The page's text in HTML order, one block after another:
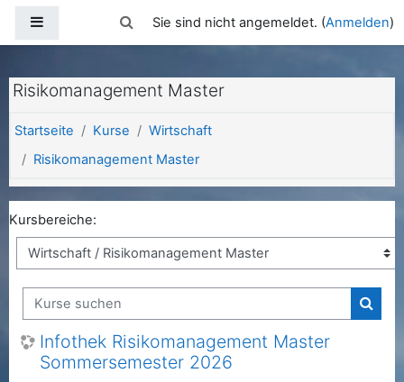
Website-ÜbersichtSucheingabe umschalten
Sie sind nicht angemeldet. (Anmelden)
Risikomanagement Master
Startseite Kurse
Wirtschaft
Risikomanagement Master
Kursbereiche:
Kurse suchen
Infothek Risikomanagement Master
Sommersemester 2026